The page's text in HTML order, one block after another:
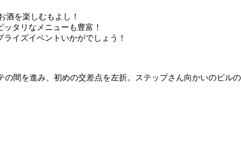
酒を楽しむもよし！
タリなメニューも豊富！
イズイベントいかがでしょう！
の間を進み、初めの交差点を左折。ステップさん向かいのビル